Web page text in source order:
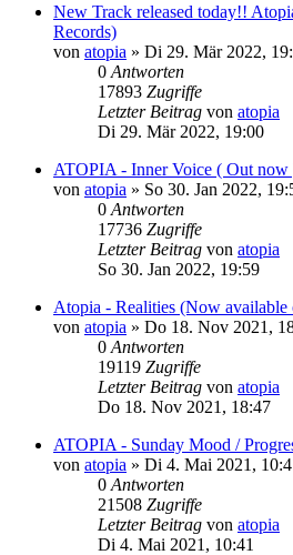
New Track released today!!
Records)
von atopia » Di 29. Mär 2022,
0 Antworten
17893 Zugriffe
Letzter Beitrag von atopia
Di 29. Mär 2022, 19:00
ATOPIA - Inner Voice ( Out now
von atopia » So 30. Jan 2022,
0 Antworten
17736 Zugriffe
Letzter Beitrag von atopia
So 30. Jan 2022, 19:59
Atopia - Realities (Now
von atopia » Do 18. Nov 2021,
0 Antworten
19119 Zugriffe
Letzter Beitrag von atopia
Do 18. Nov 2021, 18:47
ATOPIA - Sunday Mood /
von atopia » Di 4. Mai 2021,
0 Antworten
21508 Zugriffe
Letzter Beitrag von atopia
Di 4. Mai 2021, 10:41